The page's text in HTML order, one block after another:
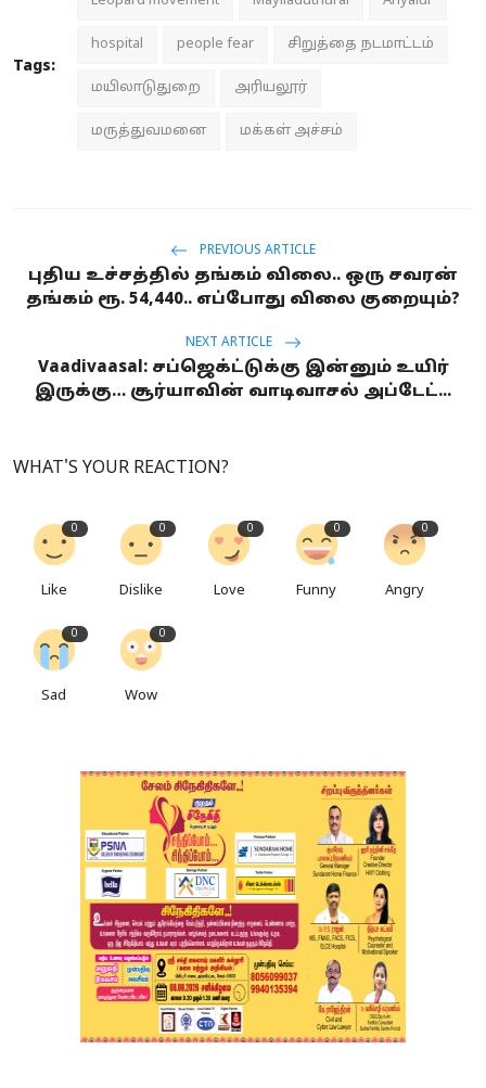
Tags:
hospital people fear சிறுத்தை நடமாட்டம்
மயிலாடுதுறை அரியலூர்
மருத்துவமனை மக்கள் அச்சம்
PREVIOUS ARTICLE
புதிய உச்சத்தில் தங்கம் விலை.. ஒரு சவரன்
தங்கம் ரூ. 54,440.. எப்போது விலை குறையும்?
NEXT ARTICLE
Vaadivaasal: சப்ஜெக்ட்டுக்கு இன்னும் உயிர்
இருக்கு… சூர்யாவின் வாடிவாசல் அப்டேட்...
WHAT'S YOUR REACTION?
0
Like
0
Dislike
0
Love
0
Funny
0
Angry
0
Sad
0
Wow